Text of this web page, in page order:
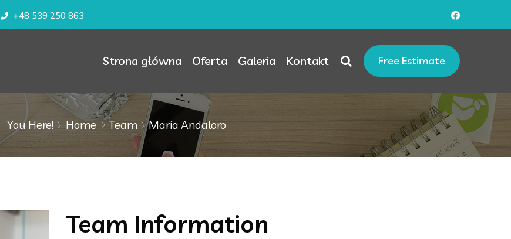
+48 539 250 863
Strona główna Oferta Galeria Kontakt Free Estimate
You Here! Home Team Maria Andaloro
Team Information